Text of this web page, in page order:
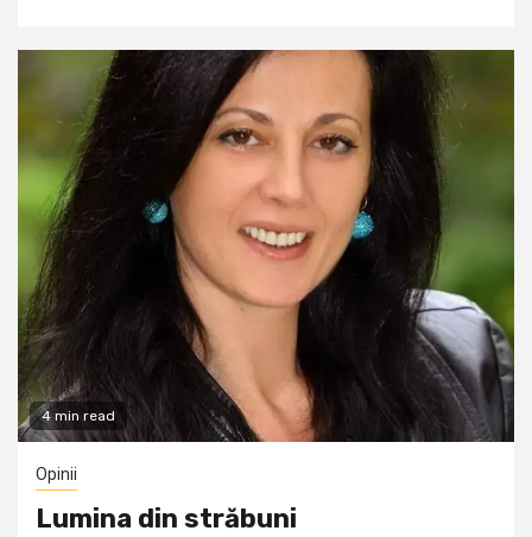
4 min read
Opinii
Lumina din străbuni